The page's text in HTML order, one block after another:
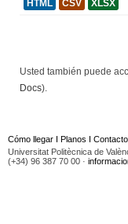
HTML CSV XLSX
Usted también puede
Docs).
Cómo llegar I Planos I Contacto
Universitat Politècnica de
(+34) 96 387 70 00 ·